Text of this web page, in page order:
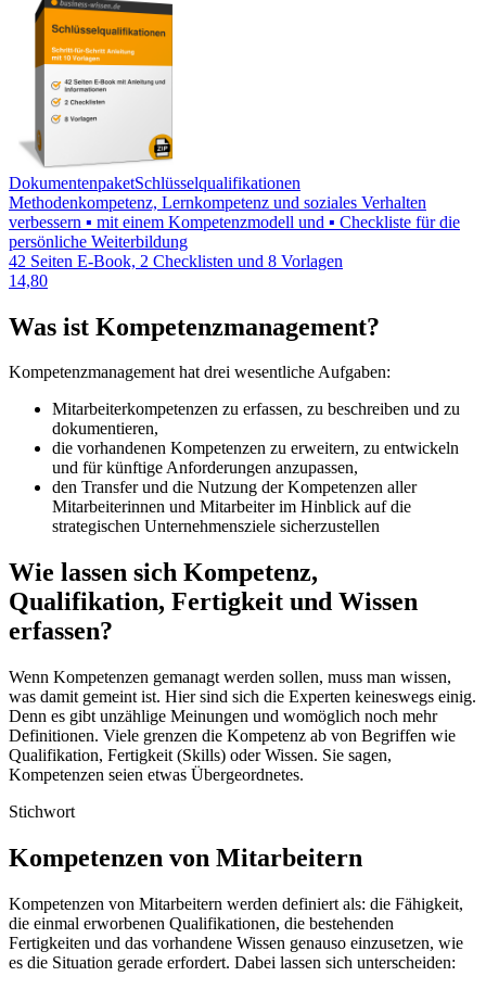
DokumentenpaketSchlüsselqualifikationen
Methodenkompetenz, Lernkompetenz und soziales Verhalten
verbessern ▪ mit einem Kompetenzmodell und ▪ Checkliste für die
persönliche Weiterbildung
42 Seiten E-Book, 2 Checklisten und 8 Vorlagen
14,80
Was ist Kompetenzmanagement?
Kompetenzmanagement hat drei wesentliche Aufgaben:
Mitarbeiterkompetenzen zu erfassen, zu beschreiben und zu
dokumentieren,
die vorhandenen Kompetenzen zu erweitern, zu entwickeln
und für künftige Anforderungen anzupassen,
den Transfer und die Nutzung der Kompetenzen aller
Mitarbeiterinnen und Mitarbeiter im Hinblick auf die
strategischen Unternehmensziele sicherzustellen
Wie lassen sich Kompetenz,
Qualifikation, Fertigkeit und Wissen
erfassen?
Wenn Kompetenzen gemanagt werden sollen, muss man wissen,
was damit gemeint ist. Hier sind sich die Experten keineswegs einig.
Denn es gibt unzählige Meinungen und womöglich noch mehr
Definitionen. Viele grenzen die Kompetenz ab von Begriffen wie
Qualifikation, Fertigkeit (Skills) oder Wissen. Sie sagen,
Kompetenzen seien etwas Übergeordnetes.
Stichwort
Kompetenzen von Mitarbeitern
Kompetenzen von Mitarbeitern werden definiert als: die Fähigkeit,
die einmal erworbenen Qualifikationen, die bestehenden
Fertigkeiten und das vorhandene Wissen genauso einzusetzen, wie
es die Situation gerade erfordert. Dabei lassen sich unterscheiden: